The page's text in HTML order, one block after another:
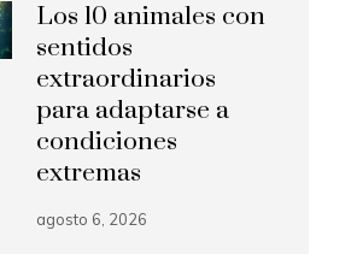
Los 10 animales con
sentidos
extraordinarios
para adaptarse a
condiciones
extremas
agosto 6, 2026